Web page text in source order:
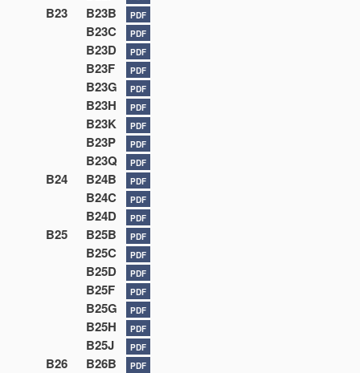
B23 B23B PDF
B23C PDF
B23D PDF
B23F PDF
B23G PDF
B23H PDF
B23K PDF
B23P PDF
B23Q PDF
B24 B24B PDF
B24C PDF
B24D PDF
B25 B25B PDF
B25C PDF
B25D PDF
B25F PDF
B25G PDF
B25H PDF
B25J PDF
B26 B26B PDF